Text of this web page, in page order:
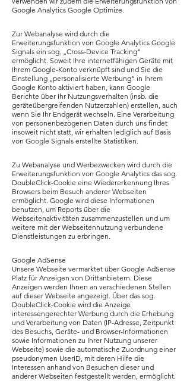
Google Analytics Google Optimize.
Zur Webanalyse wird durch die
Erweiterungsfunktion von Google Analytics Google
Signals ein sog. „Cross-Device Tracking“
ermöglicht. Soweit Ihre internetfähigen Geräte mit
Ihrem Google-Konto verknüpft sind und Sie die
Einstellung „personalisierte Werbung“ in Ihrem
Google Konto aktiviert haben, kann Google
Berichte über Ihr Nutzungsverhalten (insb. die
geräteübergreifenden Nutzerzahlen) erstellen, auch
wenn Sie Ihr Endgerät wechseln. Eine Verarbeitung
von personenbezogenen Daten durch uns findet
insoweit nicht statt, wir erhalten lediglich auf Basis
von Google Signals erstellte Statistiken.
Zu Webanalyse und Werbezwecken wird durch die
Erweiterungsfunktion von Google Analytics das sog.
DoubleClick-Cookie eine Wiedererkennung Ihres
Browsers beim Besuch anderer Webseiten
ermöglicht. Google wird diese Informationen
benutzen, um Reports über die
Webseitenaktivitäten zusammenzustellen und um
weitere mit der Webseitennutzung verbundene
Dienstleistungen zu erbringen.
Google AdSense
Unsere Webseite vermarktet über Google AdSense
Platz für Anzeigen von Drittanbietern. Diese
Anzeigen werden Ihnen an verschiedenen Stellen
auf dieser Webseite angezeigt. Über das sog.
DoubleClick-Cookie wird die Anzeige
interessengerechter Werbung durch die Erhebung
und Verarbeitung von Daten (IP-Adresse, Zeitpunkt
des Besuchs, Geräte- und Browser-Informationen
sowie Informationen zu Ihrer Nutzung unserer
Webseite) sowie die automatische Zuordnung einer
pseudonymen UserID, mit deren Hilfe die
Interessen anhand von Besuchen dieser und
anderer Webseiten festgestellt werden, ermöglicht.